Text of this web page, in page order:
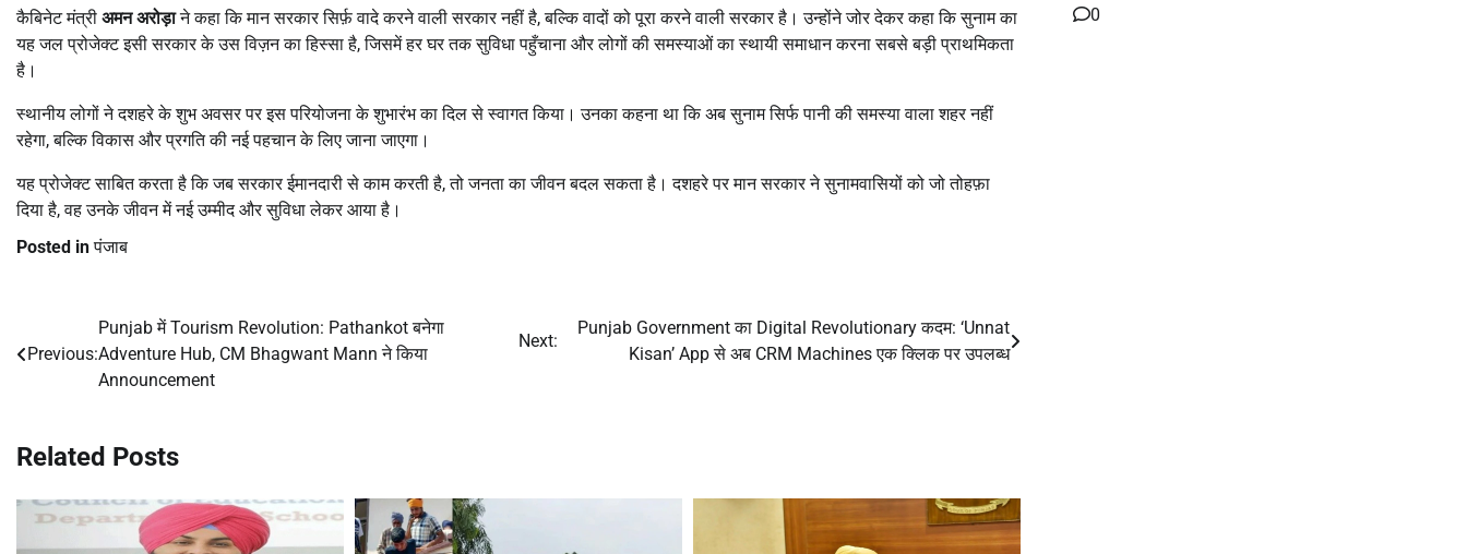
कैबिनेट मंत्री अमन अरोड़ाने कहा कि मान सरकार सिर्फ़ वादे करने वाली सरकार नहीं है, बल्कि वादों को पूरा करने वाली सरकार है। उन्होंने जोर देकर कहा कि सुनाम का
यह जल प्रोजेक्ट इसी सरकार के उस विज़न का हिस्सा है, जिसमें हर घर तक सुविधा पहुँचाना और लोगों की समस्याओं का स्थायी समाधान करना सबसे बड़ी प्राथमिकता
है।
स्थानीय लोगों ने दशहरे के शुभ अवसर पर इस परियोजना के शुभारंभ का दिल से स्वागत किया। उनका कहना था कि अब सुनाम सिर्फ पानी की समस्या वाला शहर नहीं
रहेगा, बल्कि विकास और प्रगति की नई पहचान के लिए जाना जाएगा।
यह प्रोजेक्ट साबित करता है कि जब सरकार ईमानदारी से काम करती है, तो जनता का जीवन बदल सकता है। दशहरे पर मान सरकार ने सुनामवासियों को जो तोहफ़ा
दिया है, वह उनके जीवन में नई उम्मीद और सुविधा लेकर आया है।
Posted inपंजाब
navigation
Previous:
Punjab में Tourism Revolution: Pathankot बनेगा
Adventure Hub, CM Bhagwant Mann ने किया
Announcement
Next:
Punjab Government का Digital Revolutionary कदम: ‘Unnat
Kisan’ App से अब CRM Machines एक क्लिक पर उपलब्ध
Related Posts
0